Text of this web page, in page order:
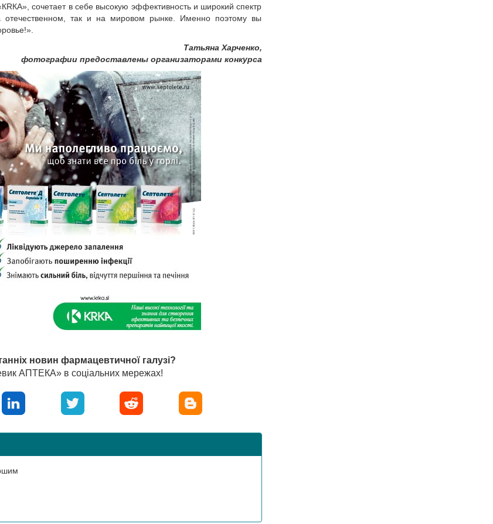
сочетает в себе высокую эффективность и широкий спектр
отечественном, так и на мировом рынке. Именно поэтому вы
Татьяна Харченко,
фотографии предоставлены организаторами конкурса
новин фармацевтичної галузі?
АПТЕКА» в соціальних мережах!